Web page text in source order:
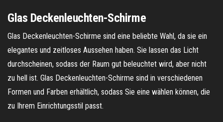
Glas Deckenleuchten-Schirme
Glas Deckenleuchten-Schirme sind eine beliebte Wahl, da sie ein
elegantes und zeitloses Aussehen haben. Sie lassen das Licht
durchscheinen, sodass der Raum gut beleuchtet wird, aber nicht
zu hell ist. Glas Deckenleuchten-Schirme sind in verschiedenen
Formen und Farben erhältlich, sodass Sie eine wählen können, die
zu Ihrem Einrichtungsstil passt.